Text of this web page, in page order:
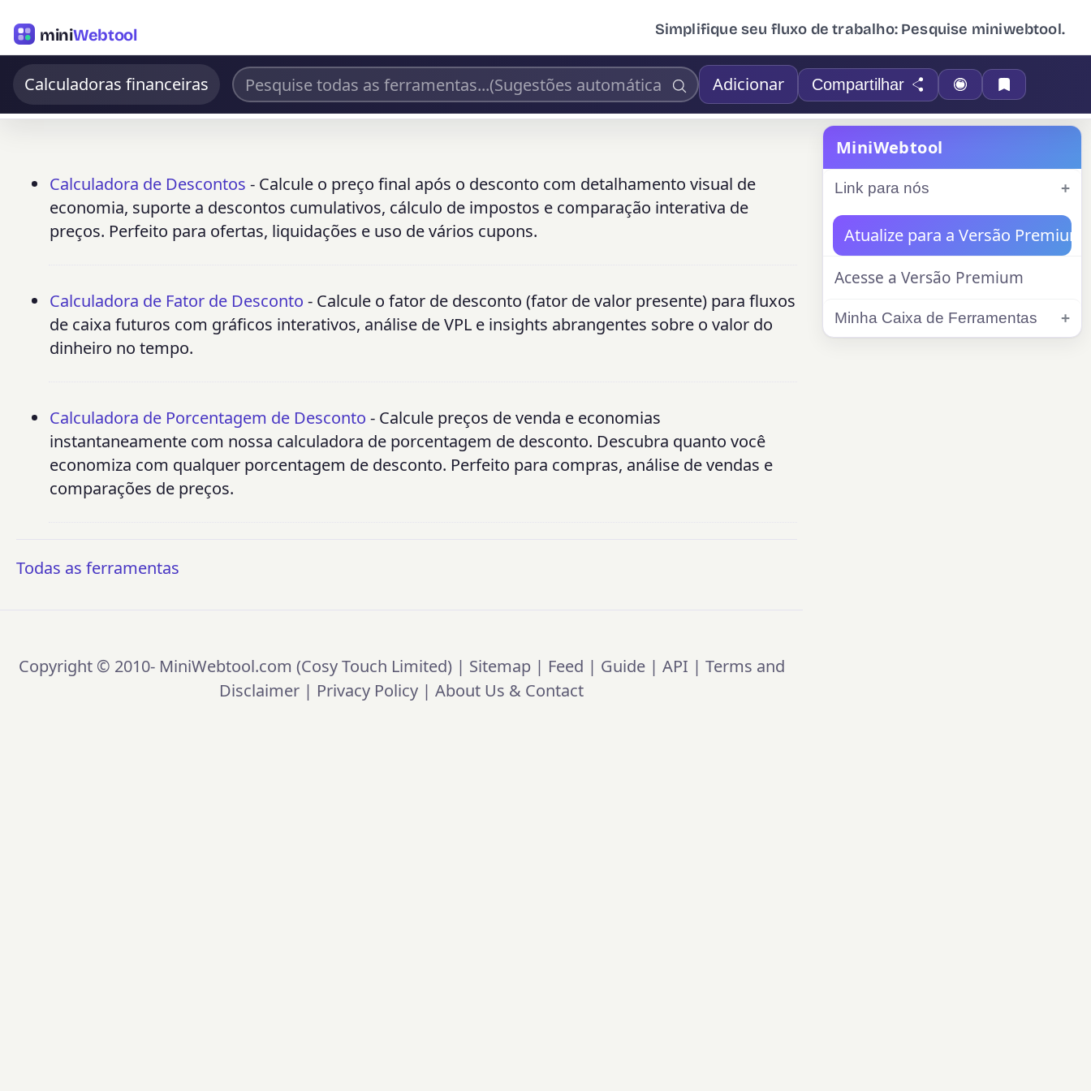
miniWebtool Simplifique seu fluxo de trabalho: Pesquise miniwebtool.
Calculadoras financeiras Adicionar Compartilhar
Calculadora de Descontos - Calcule o preço final após o desconto com detalhamento visual de
economia, suporte a descontos cumulativos, cálculo de impostos e comparação interativa de
preços. Perfeito para ofertas, liquidações e uso de vários cupons.
Calculadora de Fator de Desconto - Calcule o fator de desconto (fator de valor presente) para fluxos
de caixa futuros com gráficos interativos, análise de VPL e insights abrangentes sobre o valor do
dinheiro no tempo.
Calculadora de Porcentagem de Desconto - Calcule preços de venda e economias
instantaneamente com nossa calculadora de porcentagem de desconto. Descubra quanto você
economiza com qualquer porcentagem de desconto. Perfeito para compras, análise de vendas e
comparações de preços.
Todas as ferramentas
MiniWebtool
Link para nós
Atualize para a Versão Premium
Acesse a Versão Premium
Minha Caixa de Ferramentas
Copyright © 2010-MiniWebtool.com (Cosy Touch Limited) | Sitemap| Feed | Guide| API | Terms and
Disclaimer | Privacy Policy | About Us & Contact